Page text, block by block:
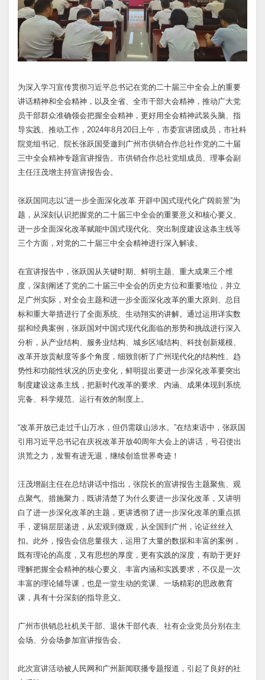
为深入学习宣传贯彻习近平总书记在党的二十届三中全会上的重要
讲话精神和全会精神，以及全省、全市干部大会精神，推动广大党
员干部群众准确领会把握全会精神，更好用全会精神武装头脑、指
导实践、推动工作，2024年8月20日上午，市委宣讲团成员，市社科
院党组书记、院长张跃国受邀到广州市供销合作总社作党的二十届
三中全会精神专题宣讲报告。市供销合作总社党组成员、理事会副
主任汪茂增主持宣讲报告会。
张跃国同志以“进一步全面深化改革 开辟中国式现代化广阔前景”为
题，从深刻认识把握党的二十届三中全会的重要意义和核心要义、
进一步全面深化改革赋能中国式现代化、突出制度建设这条主线等
三个方面，对党的二十届三中全会精神进行深入解读。
在宣讲报告中，张跃国从关键时期、鲜明主题、重大成果三个维
度，深刻阐述了党的二十届三中全会的历史方位和重要地位，并立
足广州实际，对全会主题和进一步全面深化改革的重大原则、总目
标和重大举措进行了全面系统、生动翔实的讲解。通过运用详实数
据和经典案例，张跃国对中国式现代化面临的形势和挑战进行深入
分析，从产业结构、服务业结构、城乡区域结构、科技创新规模、
改革开放贡献度等多个角度，细致剖析了广州现代化的结构性、趋
势性和功能性状况的历史变化，鲜明提出要进一步深化改革要突出
制度建设这条主线，把新时代改革的要求、内涵、成果体现到系统
完备、科学规范、运行有效的制度上。
“改革开放已走过千山万水，但仍需跋山涉水。”在结束语中，张跃国
引用习近平总书记在庆祝改革开放40周年大会上的讲话，号召使出
洪荒之力，发誓有进无退，继续创造世界奇迹！
汪茂增副主任在总结讲话中指出，张院长的宣讲报告主题聚焦、观
点聚气、措施聚力，既讲清楚了为什么要进一步深化改革，又讲明
白了进一步深化改革的主题，更讲透彻了进一步深化改革的重点抓
手，逻辑层层递进，从宏观到微观，从全国到广州，论证丝丝入
扣。此外，报告会信息量很大，运用了大量的数据和丰富的案例，
既有理论的高度，又有思想的厚度，更有实践的深度，有助于更好
理解把握全会精神的核心要义、丰富内涵和实践要求，不仅是一次
丰富的理论辅导课，也是一堂生动的党课、一场精彩的思政教育
课，具有十分深刻的指导意义。
广州市供销总社机关干部、退休干部代表、社有企业党员分别在主
会场、分会场参加宣讲报告会。
此次宣讲活动被人民网和广州新闻联播专题报道，引起了良好的社